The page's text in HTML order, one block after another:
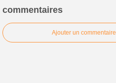
commentaires
Ajouter un commentaire